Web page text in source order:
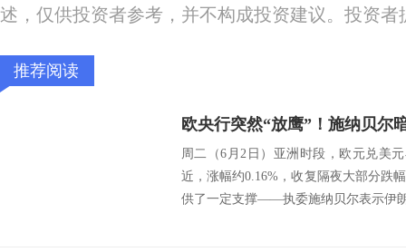
述，仅供投资者参考，并不构成投资建议。投资
推荐阅读
周二（6月2日）亚洲时段，欧元兑美
近，涨幅约0.16%，收复隔夜大部分跌
供了一定支撑——执委施纳贝尔表示伊